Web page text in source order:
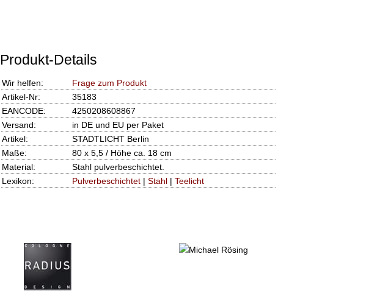
Produkt-Details
Wir helfen:
Frage zum Produkt
Artikel-Nr:
35183
EANCODE:
4250208608867
Versand:
in DE und EU per Paket
Artikel:
STADTLICHT Berlin
Maße:
80 x 5,5 / Höhe ca. 18 cm
Material:
Stahl pulverbeschichtet.
Lexikon:
Pulverbeschichtet| Stahl| Teelicht